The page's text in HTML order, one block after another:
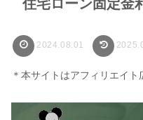
住宅ローン固定金
2024.08.01
＊本サイトはアフィリエイト